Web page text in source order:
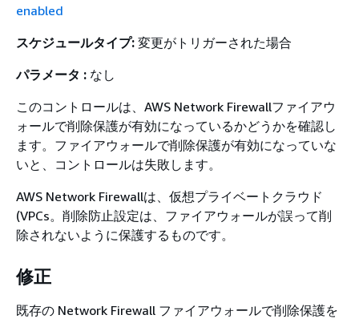
enabled
スケジュールタイプ: 変更がトリガーされた場合
パラメータ : なし
このコントロールは、AWS Network Firewallファイアウ
ォールで削除保護が有効になっているかどうかを確認し
ます。ファイアウォールで削除保護が有効になっていな
いと、コントロールは失敗します。
AWS Network Firewallは、仮想プライベートクラウド
(VPCs。削除防止設定は、ファイアウォールが誤って削
除されないように保護するものです。
修正
既存の Network Firewall ファイアウォールで削除保護を